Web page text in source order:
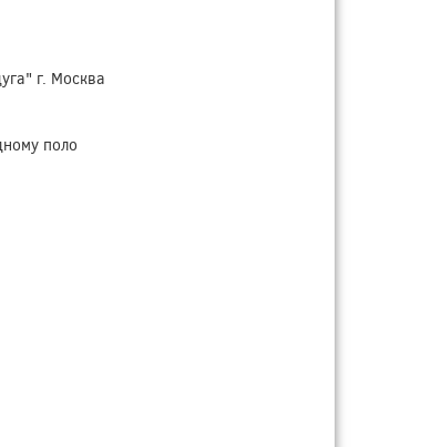
г. Москва
поло